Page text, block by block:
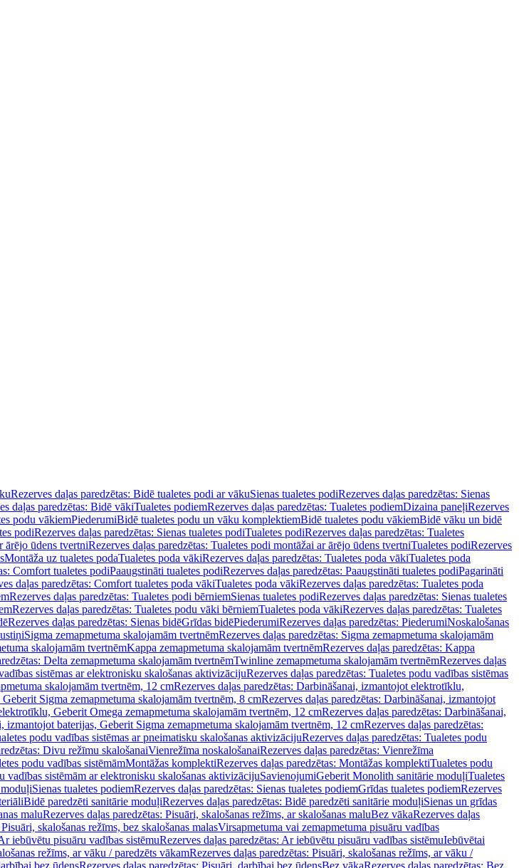
Rezerves daļas paredzētas: Bidē tualetes podi ar vākuSienas tualetes podiRezerves daļas paredzētas: Sienas
daļas paredzētas: Bidē vākiTualetes podiemRezerves daļas paredzētas: Tualetes podiemDizaina paneļiRezerves
podu vākiemPiederumiBidē tualetes podu un vāku komplektiemBidē tualetes podu vākiemBidē vāku un bidē
podiRezerves daļas paredzētas: Sienas tualetes podiTualetes podiRezerves daļas paredzētas: Tualetes
ārējo ūdens tvertniRezerves daļas paredzētas: Tualetes podi montāžai ar ārējo ūdens tvertniTualetes podiRezerves
Montāža uz tualetes podaTualetes poda vākiRezerves daļas paredzētas: Tualetes poda vākiTualetes poda
Comfort tualetes podiPaaugstināti tualetes podiRezerves daļas paredzētas: Paaugstināti tualetes podiPagarināti
daļas paredzētas: Comfort tualetes poda vākiTualetes poda vākiRezerves daļas paredzētas: Tualetes poda
Rezerves daļas paredzētas: Tualetes podi bērniemSienas tualetes podiRezerves daļas paredzētas: Sienas tualetes
Rezerves daļas paredzētas: Tualetes podu vāki bērniemTualetes poda vākiRezerves daļas paredzētas: Tualetes
Rezerves daļas paredzētas: Sienas bidēGrīdas bidēPiederumiRezerves daļas paredzētas: PiederumiNoskalošanas
Sigma zemapmetuma skalojamām tvertnēmRezerves daļas paredzētas: Sigma zemapmetuma skalojamām
skalojamām tvertnēmKappa zemapmetuma skalojamām tvertnēmRezerves daļas paredzētas: Kappa
Delta zemapmetuma skalojamām tvertnēmTwinline zemapmetuma skalojamām tvertnēmRezerves daļas
sistēmas ar elektronisku skalošanas aktivizācijuRezerves daļas paredzētas: Tualetes podu vadības sistēmas
skalojamām tvertnēm, 12 cmRezerves daļas paredzētas: Darbināšanai, izmantojot elektrotīklu,
Sigma zemapmetuma skalojamām tvertnēm, 8 cmRezerves daļas paredzētas: Darbināšanai, izmantojot
Geberit Omega zemapmetuma skalojamām tvertnēm, 12 cmRezerves daļas paredzētas: Darbināšanai,
izmantojot baterijas, Geberit Sigma zemapmetuma skalojamām tvertnēm, 12 cmRezerves daļas paredzētas:
podu vadības sistēmas ar pneimatisku skalošanas aktivizācijuRezerves daļas paredzētas: Tualetes podu
Divu režīmu skalošanaiVienrežīma noskalošanaiRezerves daļas paredzētas: Vienrežīma
podu vadības sistēmāmMontāžas komplektiRezerves daļas paredzētas: Montāžas komplektiTualetes podu
vadības sistēmām ar elektronisku skalošanas aktivizācijuSavienojumiGeberit Monolith sanitārie moduļiTualetes
Sienas tualetes podiemRezerves daļas paredzētas: Sienas tualetes podiemGrīdas tualetes podiemRezerves
Bidē paredzēti sanitārie moduļiRezerves daļas paredzētas: Bidē paredzēti sanitārie moduļiSienas un grīdas
maluRezerves daļas paredzētas: Pisuāri, skalošanas režīms, ar skalošanas maluBez vākaRezerves daļas
skalošanas režīms, bez skalošanas malasVirsapmetuma vai zemapmetuma pisuāru vadības
iebūvētu pisuāru vadības sistēmuRezerves daļas paredzētas: Ar iebūvētu pisuāru vadības sistēmuIebūvētai
režīms, ar vāku / paredzēts vākamRezerves daļas paredzētas: Pisuāri, skalošanas režīms, ar vāku /
bez ūdensRezerves daļas paredzētas: Pisuāri, darbībai bez ūdensBez vākaRezerves daļas paredzētas: Bez